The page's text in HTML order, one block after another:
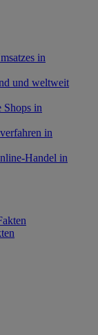
in
und weltweit
in
in
Handel in